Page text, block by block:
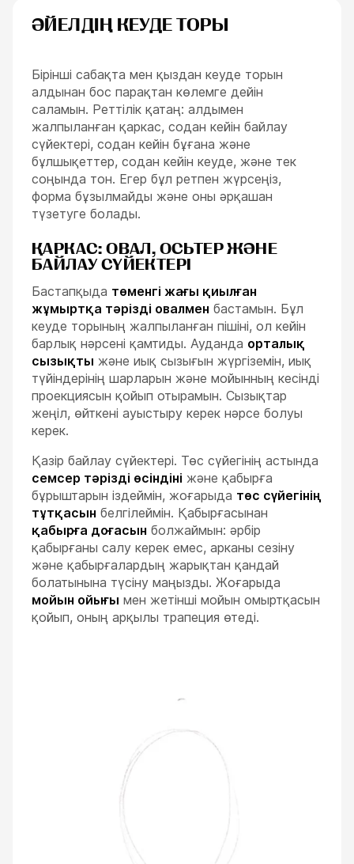
ESC
ӘЙЕЛДІҢ КЕУДЕ ТОРЫ
Бірінші сабақта мен қыздан кеуде торын
алдынан бос парақтан көлемге дейін
саламын. Реттілік қатаң: алдымен
жалпыланған қаркас, содан кейін байлау
сүйектері, содан кейін бұғана және
бұлшықеттер, содан кейін кеуде, және тек
соңында тон. Егер бұл ретпен жүрсеңіз,
форма бұзылмайды және оны әрқашан
түзетуге болады.
ҚАРКАС: ОВАЛ, ОСЬТЕР ЖӘНЕ
БАЙЛАУ СҮЙЕКТЕРІ
Бастапқыда төменгі жағы қиылған
жұмыртқа тәрізді овалмен бастамын. Бұл
кеуде торының жалпыланған пішіні, ол кейін
барлық нәрсені қамтиды. Ауданда орталық
сызықты және иық сызығын жүргіземін, иық
түйіндерінің шарларын және мойынның кесінді
проекциясын қойып отырамын. Сызықтар
жеңіл, өйткені ауыстыру керек нәрсе болуы
керек.
Қазір байлау сүйектері. Төс сүйегінің астында
семсер тәрізді өсіндіні және қабырға
бұрыштарын іздеймін, жоғарыда төс сүйегінің
тұтқасын белгілеймін. Қабырғасынан
қабырға доғасын болжаймын: әрбір
қабырғаны салу керек емес, арканы сезіну
және қабырғалардың жарықтан қандай
болатынына түсіну маңызды. Жоғарыда
мойын ойығы мен жетінші мойын омыртқасын
қойып, оның арқылы трапеция өтеді.